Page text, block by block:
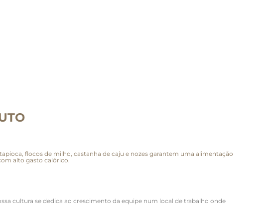
flocos de milho, castanha de caju e nozes garantem uma alimentação
alto gasto calórico.
cultura se dedica ao crescimento da equipe num local de trabalho onde